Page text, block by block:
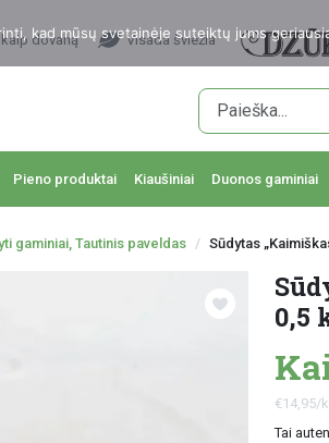
dovaną Visada šviežia
Pieno produktai Kiaušiniai Duonos gaminiai
gaminiai, Tautinis paveldas Sūdytas
0,5
€14,95/
Tai
kad mūsų svetainėje suteiktų jums